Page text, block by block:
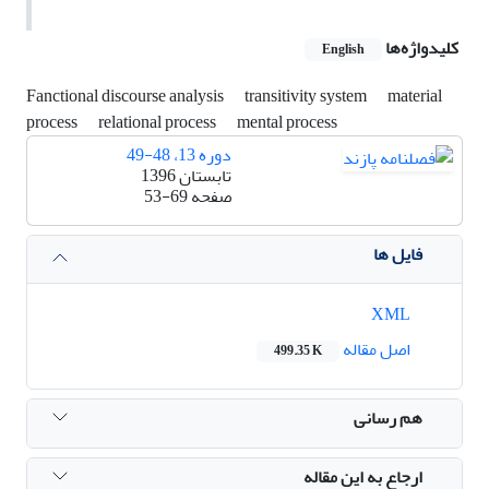
کلیدواژه‌ها
English
Fanctional discourse analysis transitivity system
material
process
relational process
mental process
دوره 13، 48-49
تابستان 1396
صفحه53-69
فایل ها
اصل مقاله
499.35 K
هم رسانی
ارجاع به این مقاله